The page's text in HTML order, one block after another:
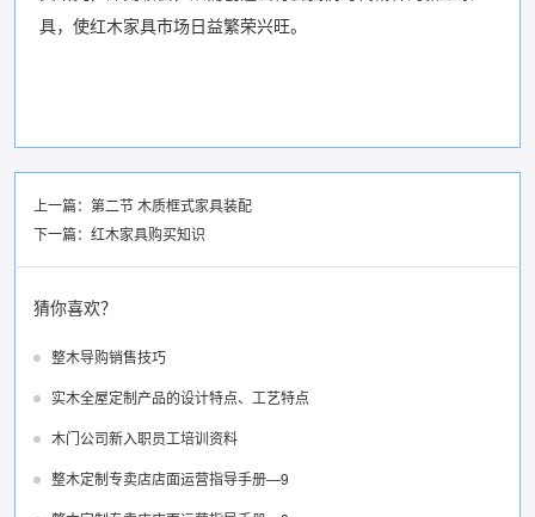
具，使红木家具市场日益繁荣兴旺。
上一篇： 第二节 木质框式家具装配
下一篇： 红木家具购买知识
猜你喜欢？
整木导购销售技巧
实木全屋定制产品的设计特点、工艺特点
木门公司新入职员工培训资料
整木定制专卖店店面运营指导手册—9